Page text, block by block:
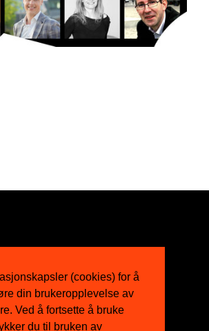
(cookies) for å
din brukeropplevelse av
Ved å fortsette å bruke
du til bruken av
Twitter